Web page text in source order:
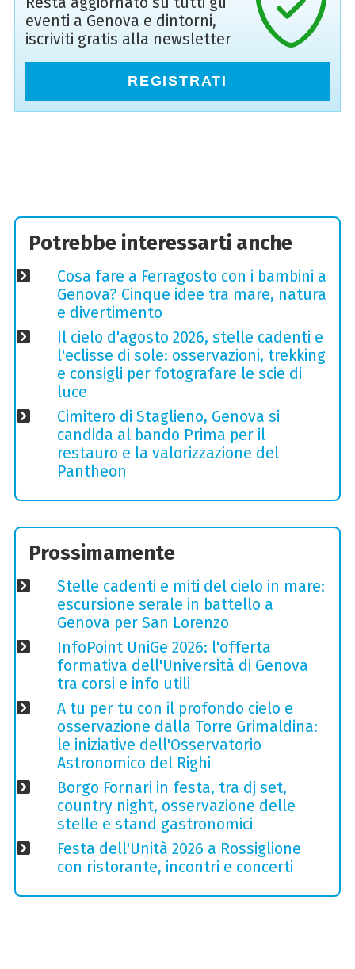
eventi a Genova e dintorni,
iscriviti gratis alla newsletter
REGISTRATI
Potrebbe interessarti anche
Cosa fare a Ferragosto con i bambini a
Genova? Cinque idee tra mare, natura
e divertimento
Il cielo d'agosto 2026, stelle cadenti e
l'eclisse di sole: osservazioni, trekking
e consigli per fotografare le scie di
luce
Cimitero di Staglieno, Genova si
candida al bando Prima per il
restauro e la valorizzazione del
Pantheon
Prossimamente
Stelle cadenti e miti del cielo in mare:
escursione serale in battello a
Genova per San Lorenzo
InfoPoint UniGe 2026: l'offerta
formativa dell'Università di Genova
tra corsi e info utili
A tu per tu con il profondo cielo e
osservazione dalla Torre Grimaldina:
le iniziative dell'Osservatorio
Astronomico del Righi
Borgo Fornari in festa, tra dj set,
country night, osservazione delle
stelle e stand gastronomici
Festa dell'Unità 2026 a Rossiglione
con ristorante, incontri e concerti